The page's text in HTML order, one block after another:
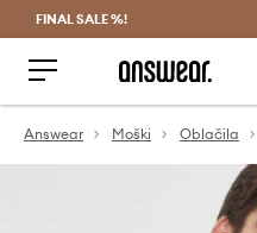
FINAL SALE %!
Answear Moški Oblačila